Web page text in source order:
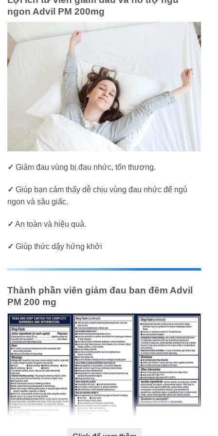
ngon Advil PM 200mg
✓ Giảm đau vùng bị đau nhức, tổn thương.
✓ Giúp bạn cảm thấy dễ chịu vùng đau nhức để ngủ
ngon và sâu giấc.
✓ An toàn và hiệu quả.
✓ Giúp thức dậy hứng khởi
Thành phần viên giảm đau ban đêm Advil
PM 200 mg